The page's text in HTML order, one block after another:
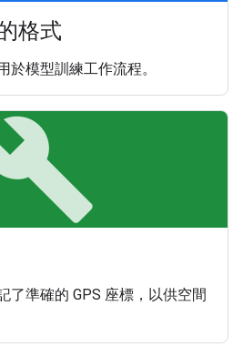
格式
於模型訓練工作流程。
了準確的 GPS 座標，以供空間